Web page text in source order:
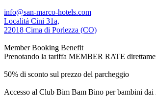
info@san-marco-hotels.com
Localitá Cini 31a,
22018 Cima di Porlezza (CO)
Member Booking Benefit
Prenotando la tariffa MEMBER RATE
50% di sconto sul prezzo del parcheggio
Accesso al Club Bim Bam Bino per bambini dai